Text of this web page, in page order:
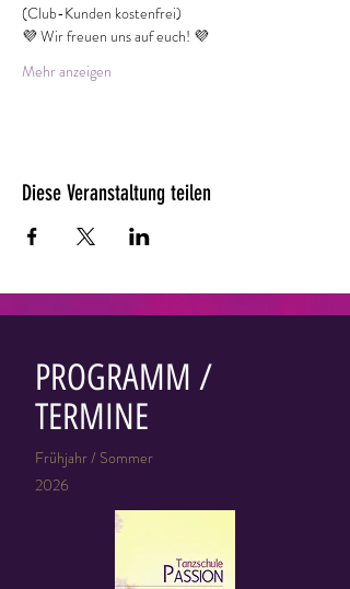
(Club-Kunden kostenfrei)
💜 Wir freuen uns auf euch! 💜
Mehr anzeigen
Diese Veranstaltung teilen
PROGRAMM /
TERMINE
Frühjahr / Sommer
2026